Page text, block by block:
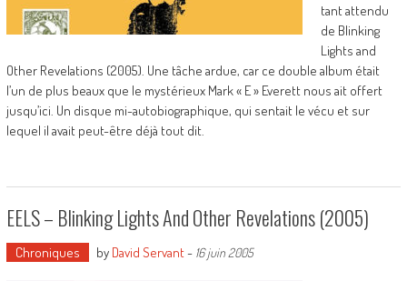
tant attendu
de Blinking
Lights and
Other Revelations (2005). Une tâche ardue, car ce double album était
l’un de plus beaux que le mystérieux Mark « E » Everett nous ait offert
jusqu’ici. Un disque mi-autobiographique, qui sentait le vécu et sur
lequel il avait peut-être déjà tout dit.
EELS – Blinking Lights And Other Revelations (2005)
Chroniques by David Servant- 16 juin 2005